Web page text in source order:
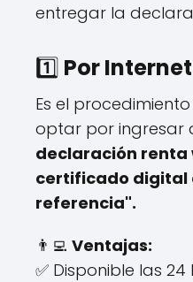
entregar la
1️⃣ Por
Es el
optar por ingresar
declaración renta
certificado digital
referencia".
👨‍💻 Ventajas:
✅ Disponible las 24